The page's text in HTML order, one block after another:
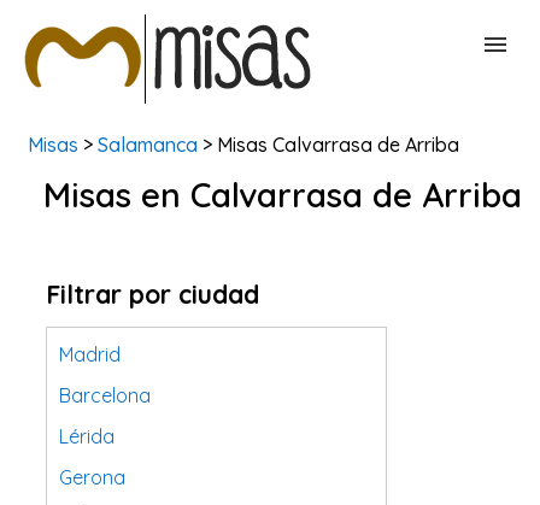
BUSCAR MISAS
Misas > Salamanca > Misas Calvarrasa de Arriba
Misas en Calvarrasa de Arriba
Filtrar por ciudad
Madrid
Barcelona
Lérida
Gerona